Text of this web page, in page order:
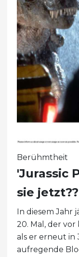
Berühmtheit
'Jurassic
sie jetzt??
In diesem Jahr
20. Mal, der
als er erneut in
aufregende